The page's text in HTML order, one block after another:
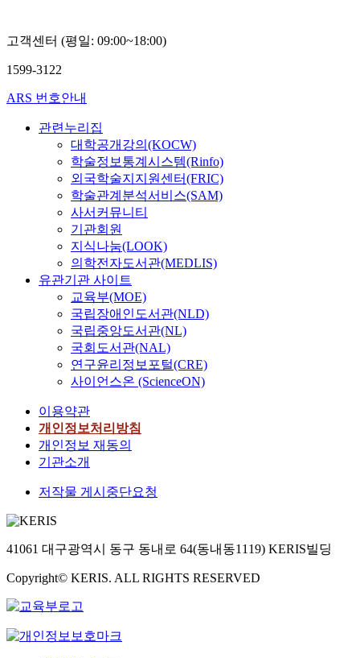
고객센터 (평일: 09:00~18:00)
1599-3122
ARS 번호안내
관련누리집
대학공개강의(KOCW)
학술정보통계시스템(Rinfo)
외국학술지지원센터(FRIC)
학술관계분석서비스(SAM)
사서커뮤니티
기관회원
지식나눔(LOOK)
의학전자도서관(MEDLIS)
유관기관 사이트
교육부(MOE)
국립장애인도서관(NLD)
국립중앙도서관(NL)
국회도서관(NAL)
연구윤리정보포털(CRE)
사이언스온 (ScienceON)
이용약관
개인정보처리방침
개인정보 재동의
기관소개
저작물 게시중단요청
41061 대구광역시 동구 동내로 64(동내동1119) KERIS빌딩
Copyright© KERIS. ALL RIGHTS RESERVED